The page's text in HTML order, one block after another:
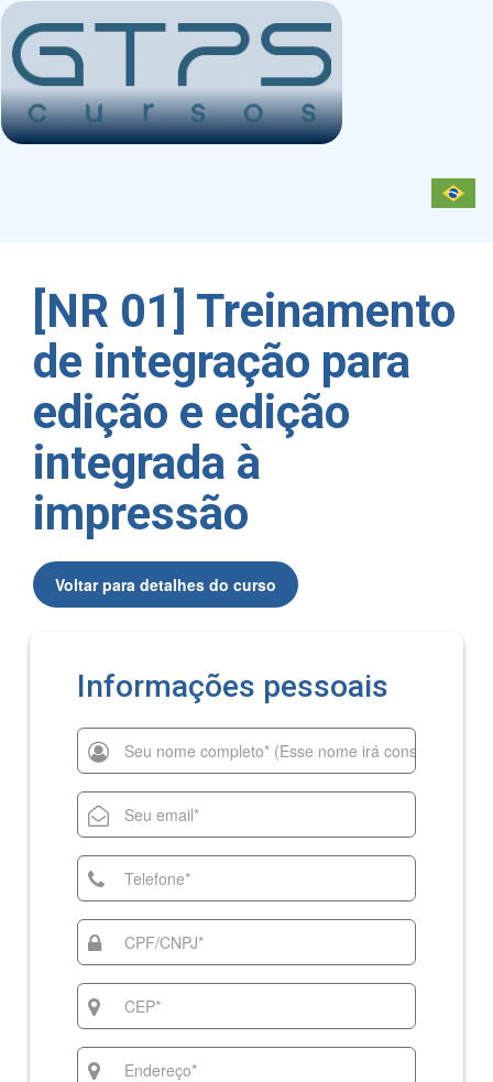
[NR 01] Treinamento
de integração para
edição e edição
integrada à
impressão
Voltar para detalhes do curso
Informações pessoais